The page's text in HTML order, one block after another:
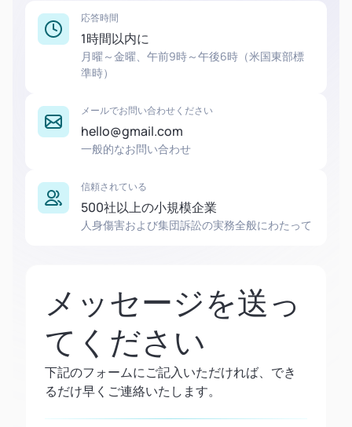
応答時間
1時間以内に
月曜～金曜、午前9時～午後6時（米国東部標
準時）
メールでお問い合わせください
hello@gmail.com
一般的なお問い合わせ
信頼されている
500社以上の小規模企業
人身傷害および集団訴訟の実務全般にわたって
メッセージを送っ
てください
下記のフォームにご記入いただければ、でき
るだけ早くご連絡いたします。